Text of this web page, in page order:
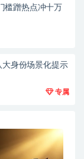
槛蹭热点冲十万
身份场景化提示
专属